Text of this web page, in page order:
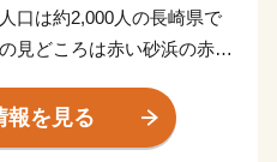
口は約2,000人の長崎県で
見どころは赤い砂浜の赤浜
本名松百選に選定されてい
賀町のほぼ全域が西海国立
報を見る